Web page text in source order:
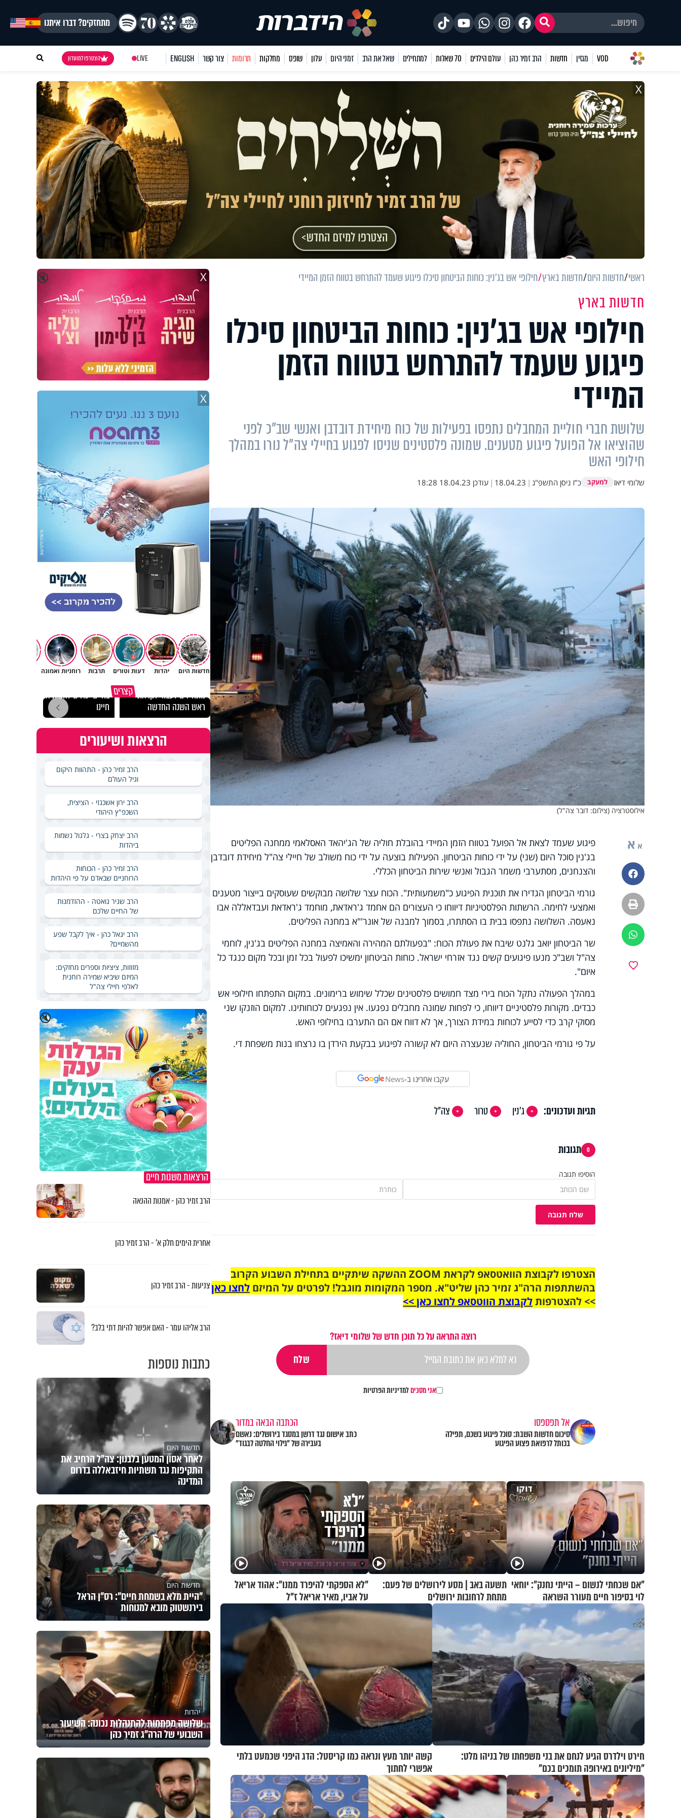
מתחזקים? דברו איתנו
VOD מגזין חדשות הרב זמיר כהן עולם הילדים 70 שאלות למתחילים שאל את הרב זמני היום עלון שופס מחלקות תרומות צור קשר ENGLISH
LIVE הצטרפו למועדון
X
ראשי חדשות היום חדשות בארץ חילופי אש בג'נין: כוחות הביטחון סיכלו פיגוע שעמד להתרחש בטווח הזמן המיידי
חדשות בארץ
חילופי אש בג'נין: כוחות הביטחון סיכלו
פיגוע שעמד להתרחש בטווח הזמן
המיידי
שלושת חברי חוליית המחבלים נתפסו בפעילות של כוח מיחידת דובדבן ואנשי שב"כ לפני
שהוציאו אל הפועל פיגוע מטענים. שמונה פלסטינים שניסו לפגוע בחיילי צה"ל נורו במהלך
חילופי האש
שלומי דיאז למעקב כ"ז ניסן התשפ"ג |
18.04.23
| עודכן 18.04.23 18:28
אילוסטרציה (צילום: דובר צה"ל)
א א
פייסבוק
הדפסה
ווטסאפ
פיגוע שעמד לצאת אל הפועל בטווח הזמן המיידי בהובלת חוליה של הג'יהאד האסלאמי ממחנה הפליטים
בג'נין סוכל היום (שני) על ידי כוחות הביטחון. הפעילות בוצעה על ידי כוח משולב של חיילי צה"ל מיחידת דובדבן
והצנחנים, מסתערבי משמר הגבול ואנשי שירות הביטחון הכללי.
גורמי הביטחון הגדירו את תוכנית הפיגוע כ"משמעותית". הכוח עצר שלושה מבוקשים שעוסקים בייצור מטענים
ואמצעי לחימה. הרשתות הפלסטיניות דיווחו כי העצורים הם אחמד ג'ראדאת, מוחמד ג'ראדאת ועבדאללה אבו
נאעסה. השלושה נתפסו בבית בו הסתתרו, בסמוך למבנה של אונר'"א במחנה הפליטים.
שר הביטחון יואב גלנט שיבח את פעולת הכוח: "בפעולתם המהירה והאמיצה במחנה הפליטים בג'נין, לוחמי
צה"ל ושב"כ מנעו פיגועים קשים נגד אזרחי ישראל. כוחות הביטחון ימשיכו לפעול בכל זמן ובכל מקום כנגד כל
איום".
במהלך הפעולה נתקל הכוח בירי מצד חמושים פלסטינים שכלל שימוש ברימונים. במקום התפתחו חילופי אש
כבדים. מקורות פלסטיניים דיווחו, כי לפחות שמונה מחבלים נפגעו. אין נפגעים לכוחותינו. למקום הוזנקו שני
מסוקי קרב כדי לסייע לכוחות במידת הצורך, אך לא דווח אם הם התערבו בחילופי האש.
על פי גורמי הביטחון, החוליה שנעצרה היום לא קשורה לפיגוע בבקעת הירדן בו נרצחו בנות משפחת די.
עקבו אחרינו ב-News
תגיות ועדכונים: ג'נין טרור צה"ל
0 תגובות
הוסיפו תגובה
שלח תגובה
הצטרפו לקבוצת הוואטסאפ לקראת ZOOM ההשקה שיתקיים בתחילת השבוע הקרוב
בהשתתפות הרה"ג זמיר כהן שליט"א. מספר המקומות מוגבל! לפרטים על המיזם לחצו כאן
>> להצטרפותלקבוצת הווטסאפ לחצו כאן >>
רוצה התראה על כל תוכן חדש של שלומי דיאז?
אני מסכיםלמדיניות הפרטיות
אל תפספסו
סיכום חדשות השבת: סוכל פיגוע בשכם, תפילה
בכותל לרפואת פצוע הפיגוע
הכתבה הבאה במדור
כתב אישום נגד דרשן במסגד בירושלים: נאשם
בעבירה של "גילוי החלטה לבגוד"
"אם שכחתי לנשום – הייתי נחנק": יוחאי
לוי בסיפור חיים מעורר השראה
תשעה באב | מסע לירושלים של פעם:
מתחת לרחובות ירושלים
"לא הספקתי להיפרד ממנו": אהוד אריאל
על אביו, מאיר אריאל ז"ל
חירט וילדרס הגיע לנחם את בני משפחתו של בניהו מלט:
"מיליונים באירופה תומכים בכם"
קשה יותר מעץ ונראה כמו קריסטל: הדג היפני שכמעט בלתי
אפשרי לחתוך
🔇 X
X
חדשות היום יהדות דעות וטורים תרבות רוחניות ואמונה
קצרים מתחילים לעבוד לקראת
ראש השנה החדשה
בחיים יכולים להצית את
חיינו
הרצאות ושיעורים
הרב זמיר כהן - התהוות היקום
וגיל העולם
הרב ירון אשכנזי - הציצית,
השכפ"ץ היהודי
הרב יצחק בצרי - גלגול נשמות
ביהדות
הרב זמיר כהן - הכוחות
הרוחניים שבאדם על פי היהדות
הרב שניר גואטה - ההזדמנות
של החיים שלכם
הרב יגאל כהן - איך לקבל שפע
מהשמיים?
מזוזות, ציציות וספרים מחזקים:
המיזם שיביא שמירה רוחנית
לאלפי חיילי צה"ל
🔇 X
הרצאות משנות חיים
הרב זמיר כהן - אמנות ההנאה
אחרית הימים חלק א’ - הרב זמיר כהן
צניעות - הרב זמיר כהן
הרב אליהו עמר - האם אפשר להיות דתי בלב?
כתבות נוספות
חדשות היום
לאחר אסון המטען בלבנון: צה"ל הרחיב את
התקיפות נגד תשתיות חיזבאללה בדרום
המדינה
חדשות היום
"היית מלא בשמחת חיים": רס"ן הראל
בירנשטוק מובא למנוחות
יהדות
שלושה מפתחות להתנהלות נכונה: השיעור
השבועי של הרה"ג זמיר כהן